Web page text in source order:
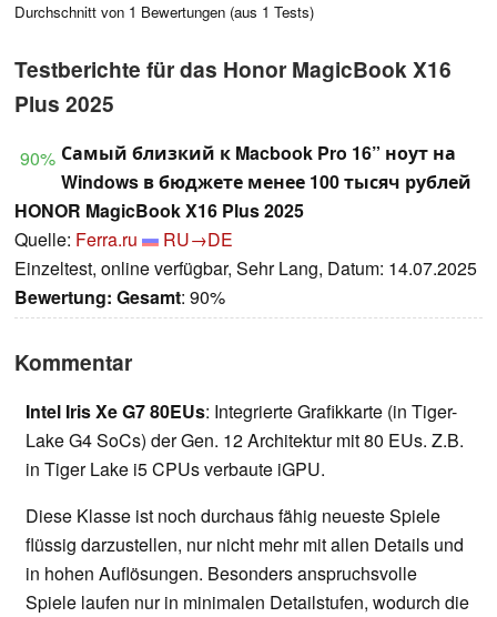
Durchschnitt von 1 Bewertungen (aus 1 Tests)
Testberichte für das Honor MagicBook X16
Plus 2025
90% Самый близкий к Macbook Pro 16” ноут на
Windows в бюджете менее 100 тысяч рублей
HONOR MagicBook X16 Plus 2025
Quelle: Ferra.ru
RU→DE
Einzeltest, online verfügbar, Sehr Lang, Datum: 14.07.2025
Bewertung: Gesamt: 90%
Kommentar
Intel Iris Xe G7 80EUs: Integrierte Grafikkarte (in Tiger-
Lake G4 SoCs) der Gen. 12 Architektur mit 80 EUs. Z.B.
in Tiger Lake i5 CPUs verbaute iGPU.
Diese Klasse ist noch durchaus fähig neueste Spiele
flüssig darzustellen, nur nicht mehr mit allen Details und
in hohen Auflösungen. Besonders anspruchsvolle
Spiele laufen nur in minimalen Detailstufen, wodurch die